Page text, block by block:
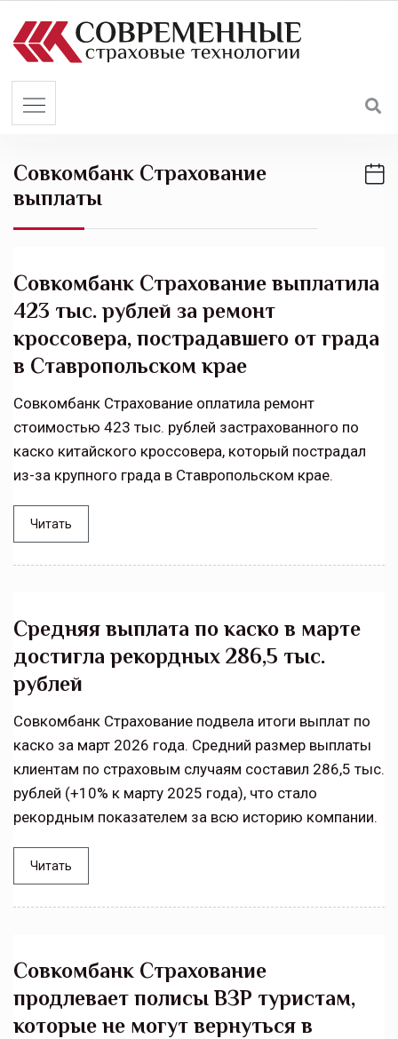
Совкомбанк Страхование
выплаты
Совкомбанк Страхование выплатила
423 тыс. рублей за ремонт
кроссовера, пострадавшего от града
в Ставропольском крае
Совкомбанк Страхование оплатила ремонт
стоимостью 423 тыс. рублей застрахованного по
каско китайского кроссовера, который пострадал
из-за крупного града в Ставропольском крае.
Читать
Средняя выплата по каско в марте
достигла рекордных 286,5 тыс.
рублей
Совкомбанк Страхование подвела итоги выплат по
каско за март 2026 года. Средний размер выплаты
клиентам по страховым случаям составил 286,5 тыс.
рублей (+10% к марту 2025 года), что стало
рекордным показателем за всю историю компании.
Читать
Совкомбанк Страхование
продлевает полисы ВЗР туристам,
которые не могут вернуться в